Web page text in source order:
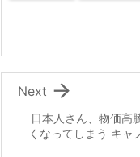
日本人さん、物価高
くなってしまう キャ

Next